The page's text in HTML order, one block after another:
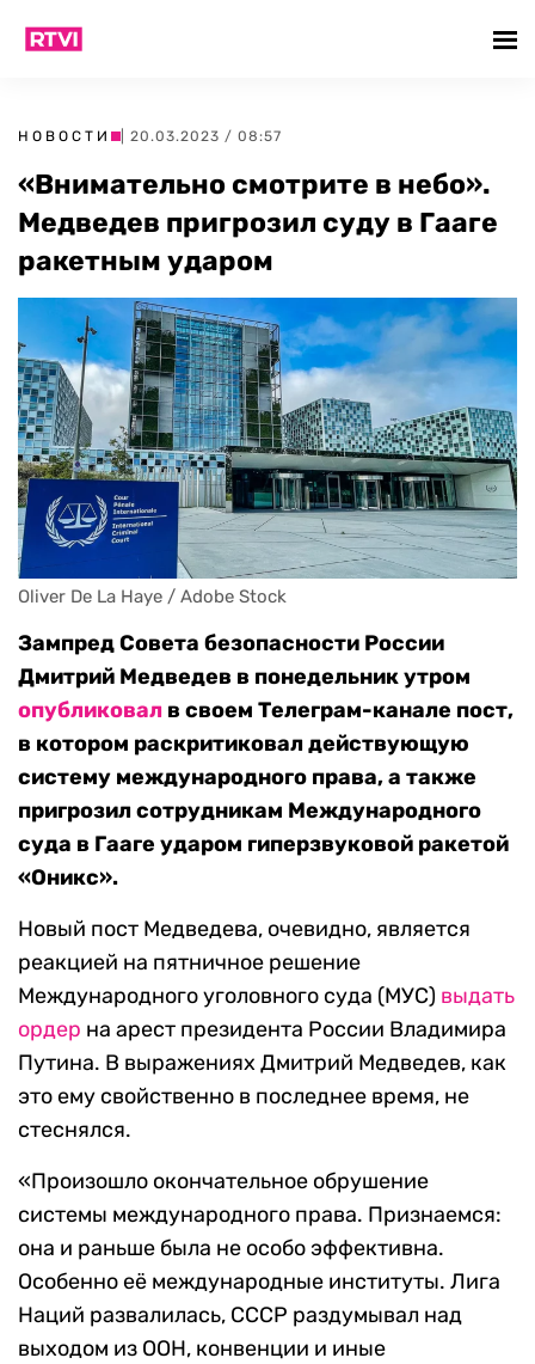
НОВОСТИ | 20.03.2023 / 08:57
«Внимательно смотрите в небо».
Медведев пригрозил суду в Гааге
ракетным ударом
Oliver De La Haye / Adobe Stock
Зампред Совета безопасности России
Дмитрий Медведев в понедельник утром
опубликовал в своем Телеграм-канале пост,
в котором раскритиковал действующую
систему международного права, а также
пригрозил сотрудникам Международного
суда в Гааге ударом гиперзвуковой ракетой
«Оникс».
Новый пост Медведева, очевидно, является
реакцией на пятничное решение
Международного уголовного суда (МУС) выдать
ордер на арест президента России Владимира
Путина. В выражениях Дмитрий Медведев, как
это ему свойственно в последнее время, не
стеснялся.
«Произошло окончательное обрушение
системы международного права. Признаемся:
она и раньше была не особо эффективна.
Особенно её международные институты. Лига
Наций развалилась, СССР раздумывал над
выходом из ООН, конвенции и иные